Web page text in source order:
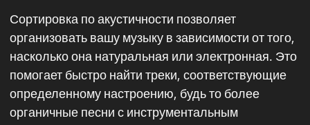
Сортировка по акустичности позволяет
организовать вашу музыку в зависимости от того,
насколько она натуральная или электронная. Это
помогает быстро найти треки, соответствующие
определенному настроению, будь то более
органичные песни с инструментальным